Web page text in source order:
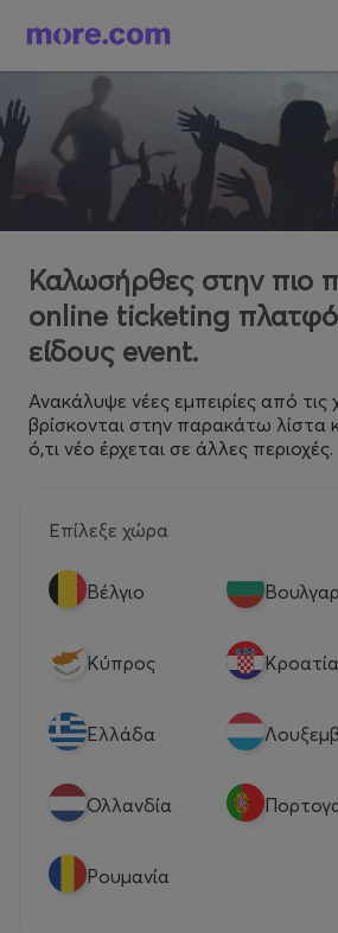
Καλωσήρθες στην πιο
online ticketing
είδους event.
Ανακάλυψε νέες εμπειρίες από
βρίσκονται στην παρακάτω λίστα
ό,τι νέο έρχεται σε άλλες περιοχές.
Επίλεξε χώρα
Βέλγιο
Κύπρος Κροατία
Eλλάδα
Ολλανδία
Ρουμανία